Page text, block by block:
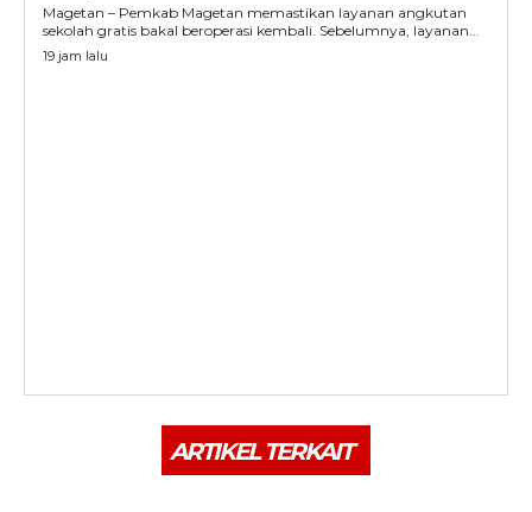
Magetan – Pemkab Magetan memastikan layanan angkutan
sekolah gratis bakal beroperasi kembali. Sebelumnya, layanan...
19 jam lalu
ARTIKEL TERKAIT